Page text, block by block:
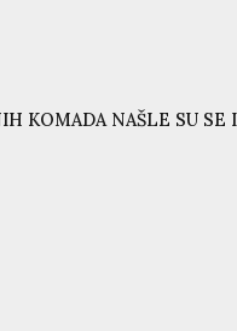
KOMADA NAŠLE SU SE